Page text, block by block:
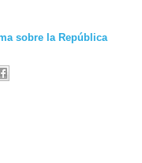
sobre la República